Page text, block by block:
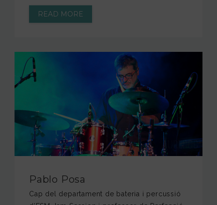
READ MORE
Pablo Posa
Cap del departament de bateria i percussió